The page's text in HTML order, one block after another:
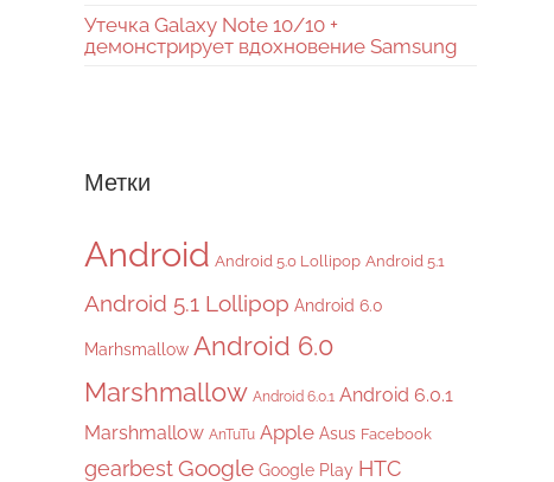
Утечка Galaxy Note 10/10 +
демонстрирует вдохновение Samsung
Метки
Android Android 5.0 Lollipop Android 5.1
Android 5.1 Lollipop Android 6.0
Marhsmallow Android 6.0
Marshmallow Android 6.0.1 Android 6.0.1
Marshmallow AnTuTu Apple Asus Facebook
gearbestGoogle Google Play HTC